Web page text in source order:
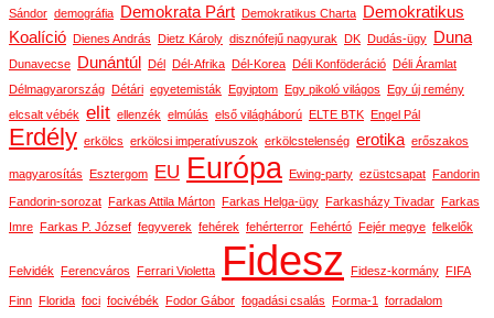
Sándor demográfia Demokrata Párt Demokratikus Charta
Demokratikus
Koalíció
Dienes András Dietz Károly disznófejű nagyurak DK Dudás-ügy Duna
Dunavecse Dunántúl Dél Dél-Afrika Dél-Korea Déli Konföderáció
Déli Áramlat
Délmagyarország
Détári egyetemisták Egyiptom Egy pikoló világos
Egy új remény
elcsalt vébék elit ellenzék elmúlás első világháború ELTE BTK Engel Pál
Erdély erkölcs erkölcsi imperatívuszok erkölcstelenség erotika erőszakos
magyarosítás Esztergom EU Európa Ewing-party ezüstcsapat Fandorin
Fandorin-sorozat Farkas Attila Márton Farkas Helga-ügy Farkasházy Tivadar
Farkas
Imre
Farkas P. József fegyverek fehérek fehérterror Fehértó Fejér megye felkelők
Felvidék Ferencváros Ferrari Violetta Fidesz Fidesz-kormány FIFA
Finn Florida foci focivébék Fodor Gábor fogadási csalás Forma-1
forradalom